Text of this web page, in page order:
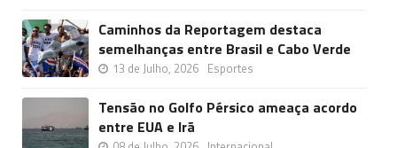
Caminhos da Reportagem destaca
semelhanças entre Brasil e Cabo Verde
13 de Julho, 2026 Esportes
Tensão no Golfo Pérsico ameaça acordo
entre EUA e Irã